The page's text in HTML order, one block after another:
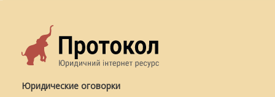
Юридические оговорки